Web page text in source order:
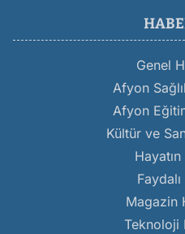
Genel
Afyon
Afyon
Kültür ve
Magazin
Teknoloji